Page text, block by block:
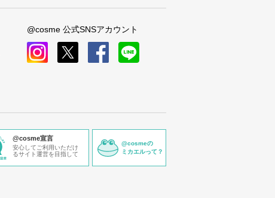
@cosme 公式SNSアカウント
@cosme宣言
安心してご利用いただけ
るサイト運営を目指して
@cosmeの
ミカエルって？